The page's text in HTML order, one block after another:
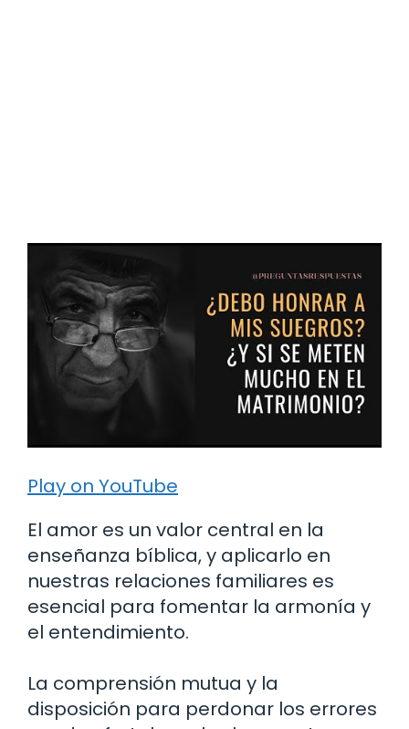
Play on YouTube
El amor es un valor central en la
enseñanza bíblica, y aplicarlo en
nuestras relaciones familiares es
esencial para fomentar la armonía y
el entendimiento.
La comprensión mutua y la
disposición para perdonar los errores